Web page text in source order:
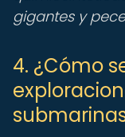
gigantes y
4. ¿Cómo